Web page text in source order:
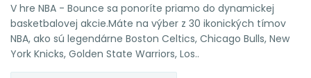
V hre NBA - Bounce sa ponoríte priamo do dynamickej
basketbalovej akcie.Máte na výber z 30 ikonických tímov
NBA, ako sú legendárne Boston Celtics, Chicago Bulls, New
York Knicks, Golden State Warriors, Los..